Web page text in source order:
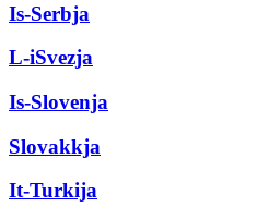
Is-Serbja
L-iSvezja
Is-Slovenja
Slovakkja
It-Turkija